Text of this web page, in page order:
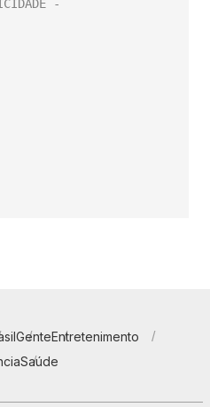
GenteEntretenimento
Saúde